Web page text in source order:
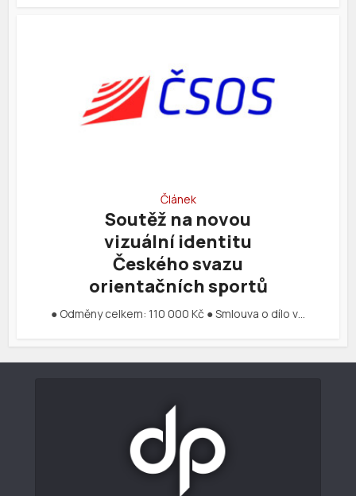
Článek
Soutěž na novou
vizuální identitu
Českého svazu
orientačních sportů
● Odměny celkem: 110 000 Kč ● Smlouva o dílo v…